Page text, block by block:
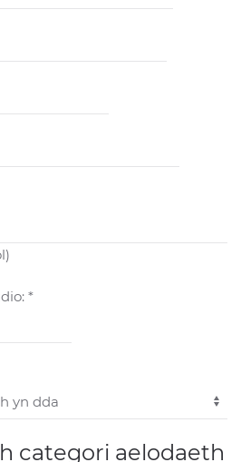
*
categori aelodaeth